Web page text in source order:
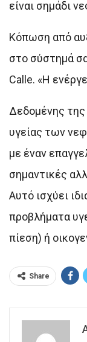
είναι σημάδι
Κόπωση από
στο σύστημά
Calle. «Η
Δεδομένης της
υγείας των
με έναν
σημαντικές
Αυτό ισχύει
προβλήματα
πίεση) ή
Share